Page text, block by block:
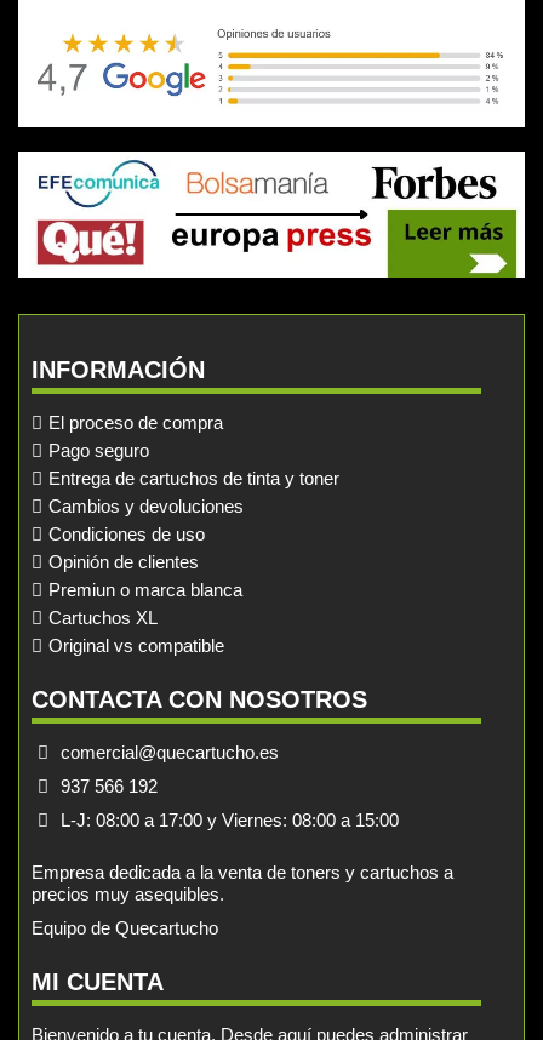
INFORMACIÓN
El proceso de compra
Pago seguro
Entrega de cartuchos de tinta y toner
Cambios y devoluciones
Condiciones de uso
Opinión de clientes
Premiun o marca blanca
Cartuchos XL
Original vs compatible
CONTACTA CON NOSOTROS
comercial@quecartucho.es
937 566 192
L-J: 08:00 a 17:00 y Viernes: 08:00 a 15:00
Empresa dedicada a la venta de toners y cartuchos a
precios muy asequibles.
Equipo de Quecartucho
MI CUENTA
Bienvenido a tu cuenta. Desde aquí puedes administrar